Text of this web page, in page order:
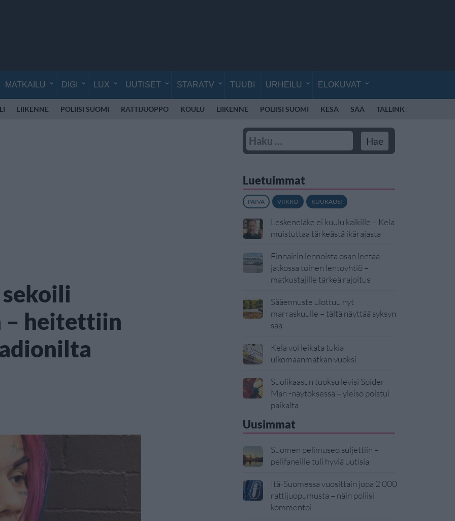
MATKAILU DIGI LUX UUTISET STARATV TUUBI URHEILU ELOKUVAT
LIIKENNE POLIISI SUOMI RATTIJUOPPO KOULU LIIKENNE POLIISI SUOMI KESÄ SÄÄ TALLINK SILJA
– heitettiin
Luetuimmat
PÄIVÄ VIIKKO KUUKAUSI
Leskeneläke ei kuulu kaikille – Kela
muistuttaa tärkeästä ikärajasta
Finnairin lennoista osan lentää
jatkossa toinen lentoyhtiö –
matkustajille tärkeä rajoitus
Sääennuste ulottuu nyt
marraskuulle – tältä näyttää syksyn
sää
Kela voi leikata tukia
ulkomaanmatkan vuoksi
Suolikaasun tuoksu levisi Spider-
Man -näytöksessä – yleisö poistui
paikalta
Uusimmat
Suomen pelimuseo suljettiin –
pelifaneille tuli hyviä uutisia
Itä-Suomessa vuosittain jopa 2 000
rattijuopumusta – näin poliisi
kommentoi